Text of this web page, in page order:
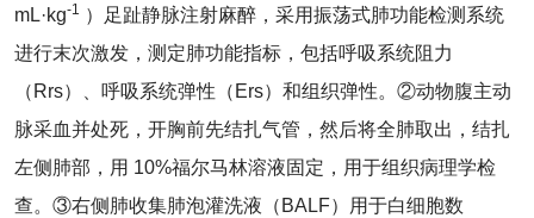
mL·kg-1 ）足趾静脉注射麻醉，采用振荡式肺功能检测系统
进行末次激发，测定肺功能指标，包括呼吸系统阻力
（Rrs）、呼吸系统弹性（Ers）和组织弹性。②动物腹主动
脉采血并处死，开胸前先结扎气管，然后将全肺取出，结扎
左侧肺部，用 10%福尔马林溶液固定，用于组织病理学检
查。③右侧肺收集肺泡灌洗液（BALF）用于白细胞数